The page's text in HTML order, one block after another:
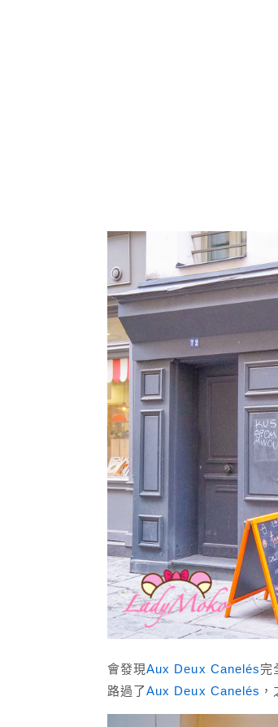
會發現Aux Deux Canelés完
路過了Aux Deux Canelés